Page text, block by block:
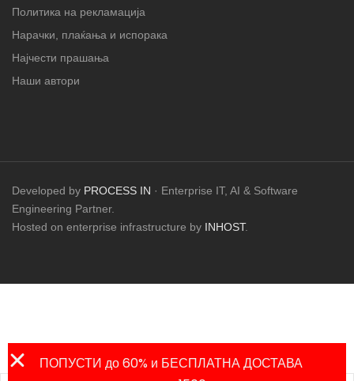
Политика на рекламација
Нарачки, плаќања и испорака
Најчести прашања
Наши автори
Developed by PROCESS IN · Enterprise IT, AI & Software
Engineering Partner.
Hosted on enterprise infrastructure by INHOST.
ПОПУСТИ до 60% и БЕСПЛАТНА ДОСТАВА